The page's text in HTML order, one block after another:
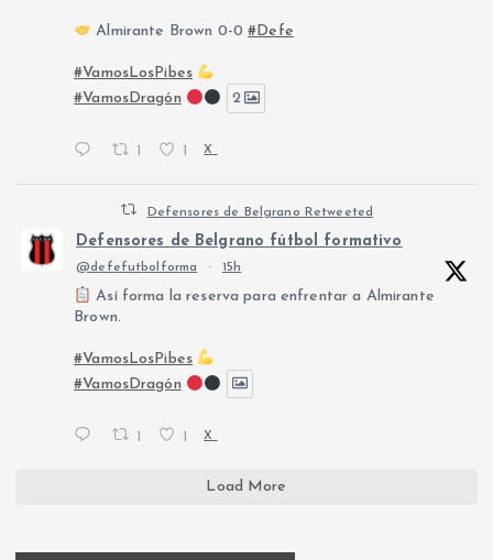
Almirante Brown 0-0#Defe
#VamosLosPibes
#VamosDragón
2
1 1 X
Defensores de Belgrano Retweeted
Defensores de Belgrano fútbol formativo
@defefutbolforma · 15h
Así forma la reserva para enfrentar a Almirante
Brown.
#VamosLosPibes
#VamosDragón
1 1 X
Load More